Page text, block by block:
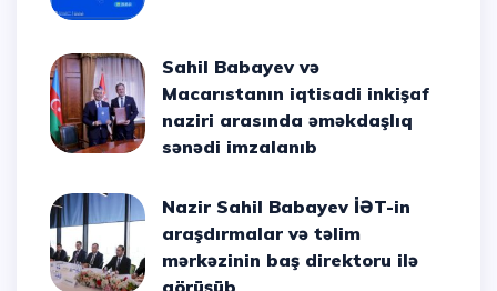
Sahil Babayev və
Macarıstanın iqtisadi inkişaf
naziri arasında əməkdaşlıq
sənədi imzalanıb
Nazir Sahil Babayev İƏT-in
araşdırmalar və təlim
mərkəzinin baş direktoru ilə